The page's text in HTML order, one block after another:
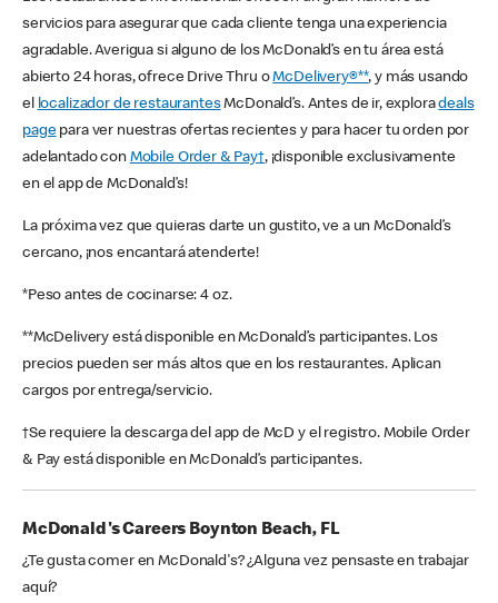
servicios para asegurar que cada cliente tenga una experiencia
agradable. Averigua si alguno de los McDonald’s en tu área está
abierto 24 horas, ofrece Drive Thru oMcDelivery®**, y más usando
el localizador de restaurantesMcDonald’s. Antes de ir, exploradeals
pagepara ver nuestras ofertas recientes y para hacer tu orden por
adelantado con Mobile Order & Pay†, ¡disponible exclusivamente
en el app de McDonald’s!
La próxima vez que quieras darte un gustito, ve a un McDonald’s
cercano, ¡nos encantará atenderte!
*Peso antes de cocinarse: 4 oz.
**McDelivery está disponible en McDonald’s participantes. Los
precios pueden ser más altos que en los restaurantes. Aplican
cargos por entrega/servicio.
†Se requiere la descarga del app de McD y el registro. Mobile Order
& Pay está disponible en McDonald’s participantes.
McDonald's Careers Boynton Beach, FL
¿Te gusta comer en McDonald's? ¿Alguna vez pensaste en trabajar
aquí?